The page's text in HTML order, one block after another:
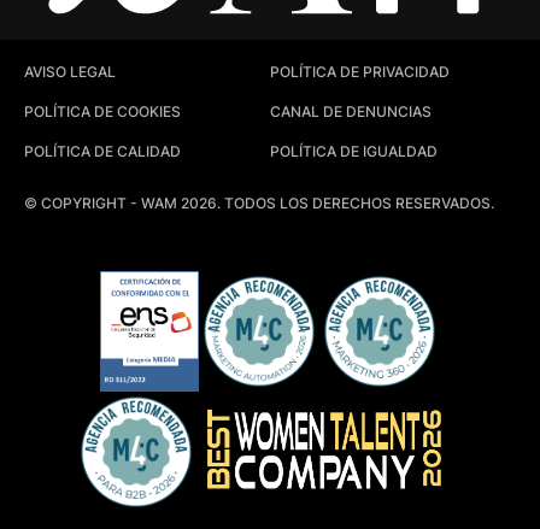
© COPYRIGHT - WAM 2026. TODOS LOS DERECHOS RESERVADOS.
AVISO LEGAL POLÍTICA DE PRIVACIDAD
POLÍTICA DE COOKIES CANAL DE DENUNCIAS
POLÍTICA DE CALIDAD POLÍTICA DE IGUALDAD